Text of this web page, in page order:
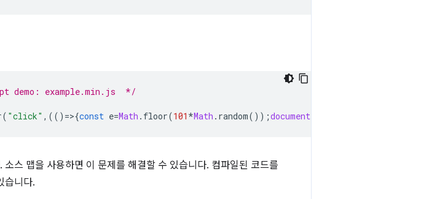
demo: example.min.js  */
( "click" ,(() =>{const e=Math . floor(101 *Math . random());document
스 맵을 사용하면 이 문제를 해결할 수 있습니다. 컴파일된 코드를
습니다.